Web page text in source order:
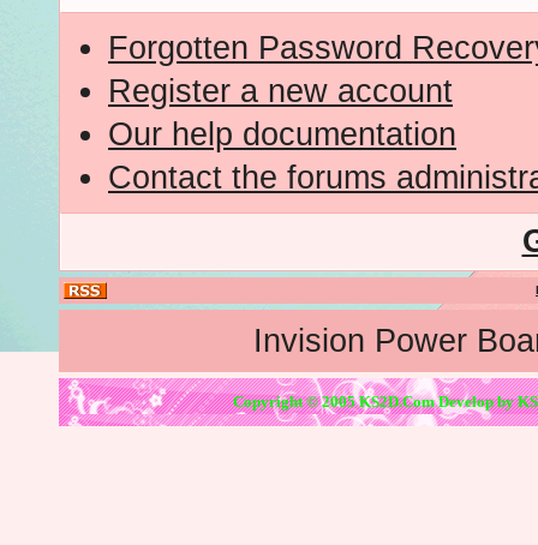
Forgotten Password
Register a new account
Our help documentation
Contact the forums
Invision Power
Copyright © 2005 KS2D.Com Develop by